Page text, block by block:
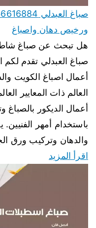
ورخيص دهان واصباغ
هل تبحث عن صباغ
صباغ العبدلي تقدم لكم
أعمال اصباغ الكويت
العالم ذات المعايير
أعمال الديكور بالصباغ
باستخدام أمهر الفنيين.
والدهان وتركيب ورق
اقرأ المزيد